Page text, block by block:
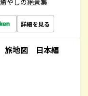
やしの絶景集
詳細を見る
旅地図 日本編